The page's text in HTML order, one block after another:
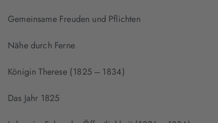
Gemeinsame Freuden und Pflichten
Nähe durch Ferne
Königin Therese ( 1825 – 1834 )
Das Jahr 1825